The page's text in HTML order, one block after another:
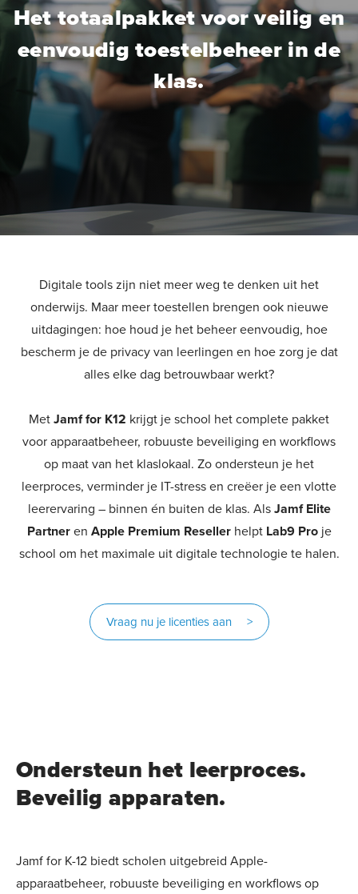
Het totaalpakket voor veilig en
eenvoudig toestelbeheer in de
klas.
Digitale tools zijn niet meer weg te denken uit het
onderwijs. Maar meer toestellen brengen ook nieuwe
uitdagingen: hoe houd je het beheer eenvoudig, hoe
bescherm je de privacy van leerlingen en hoe zorg je dat
alles elke dag betrouwbaar werkt?
MetJamf for K12 krijgt je school het complete pakket
voor apparaatbeheer, robuuste beveiliging en workflows
op maat van het klaslokaal. Zo ondersteun je het
leerproces, verminder je IT-stress en creëer je een vlotte
leerervaring – binnen én buiten de klas. AlsJamf Elite
Partneren Apple Premium Resellerhelpt Lab9 Proje
school om het maximale uit digitale technologie te halen.
Vraag nu je licenties aan >
Ondersteun het leerproces.
Beveilig apparaten.
Jamf for K-12 biedt scholen uitgebreid Apple-
apparaatbeheer, robuuste beveiliging en workflows op